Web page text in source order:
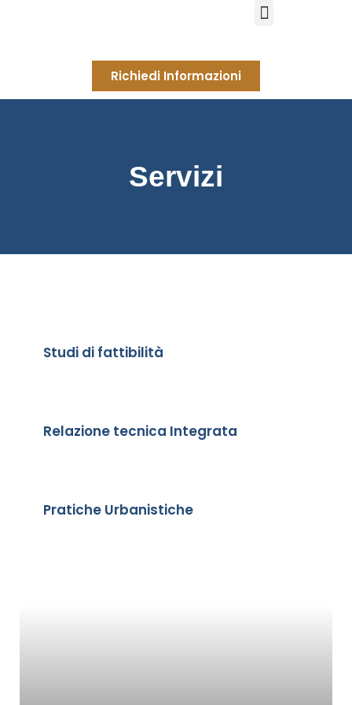
Richiedi Informazioni
Servizi
Studi di fattibilità
Relazione tecnica Integrata
Pratiche Urbanistiche